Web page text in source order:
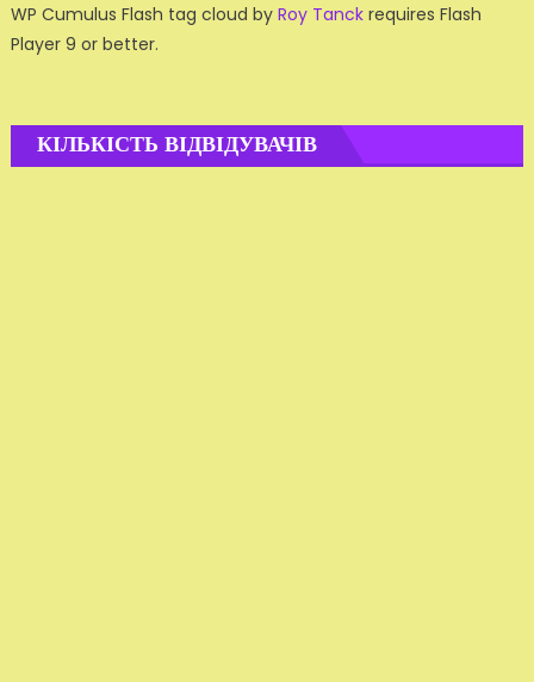
WP Cumulus Flash tag cloud by Roy Tanckrequires Flash
Player 9 or better.
КІЛЬКІСТЬ ВІДВІДУВАЧІВ